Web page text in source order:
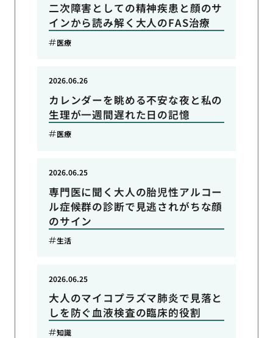
二次障害としての精神疾患と顔のサ
インから読み解く大人のFAS治療
医療
カレンダーを眺める不安な夜と私の
生理が一週間遅れた日の記憶
2026.06.26
医療
専門医に聞く大人の胎児性アルコー
ル症候群の診断で見逃されがちな顔
のサイン
2026.06.25
生活
大人のマイコプラズマ肺炎で見落と
しを防ぐ血液検査の臨床的役割
2026.06.25
知識